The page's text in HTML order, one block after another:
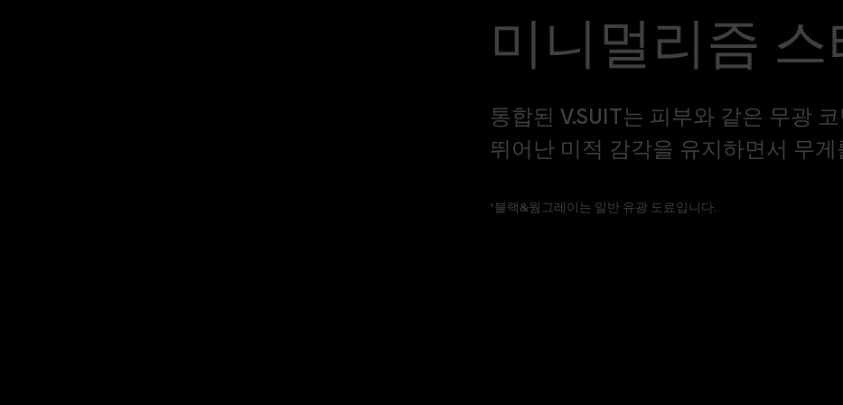
미니멀리즘
통합된 V.SUIT는 피부와 같은 무광
뛰어난 미적 감각을 유지하면서 무게
*블랙&웜그레이는 일반 유광 도료입니다.